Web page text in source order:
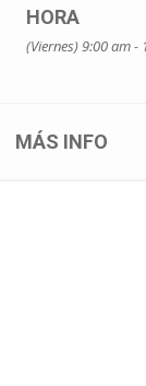
HORA
(Viernes) 9:00 am -
MÁS INFO